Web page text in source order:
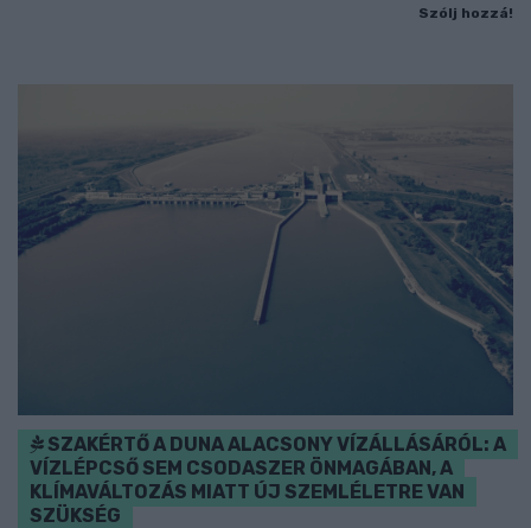
Szólj hozzá!
SZAKÉRTŐ A DUNA ALACSONY VÍZÁLLÁSÁRÓL: A
VÍZLÉPCSŐ SEM CSODASZER ÖNMAGÁBAN, A
KLÍMAVÁLTOZÁS MIATT ÚJ SZEMLÉLETRE VAN
SZÜKSÉG